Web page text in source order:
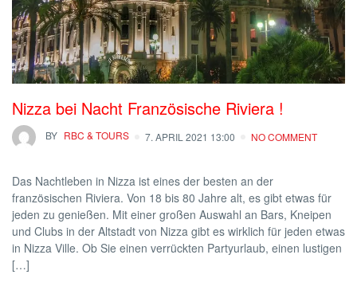
Nizza bei Nacht Französische Riviera !
BY RBC & TOURS 7. APRIL 2021 13:00 NO COMMENT
Das Nachtleben in Nizza ist eines der besten an der
französischen Riviera. Von 18 bis 80 Jahre alt, es gibt etwas für
jeden zu genießen. Mit einer großen Auswahl an Bars, Kneipen
und Clubs in der Altstadt von Nizza gibt es wirklich für jeden etwas
in Nizza Ville. Ob Sie einen verrückten Partyurlaub, einen lustigen
[…]